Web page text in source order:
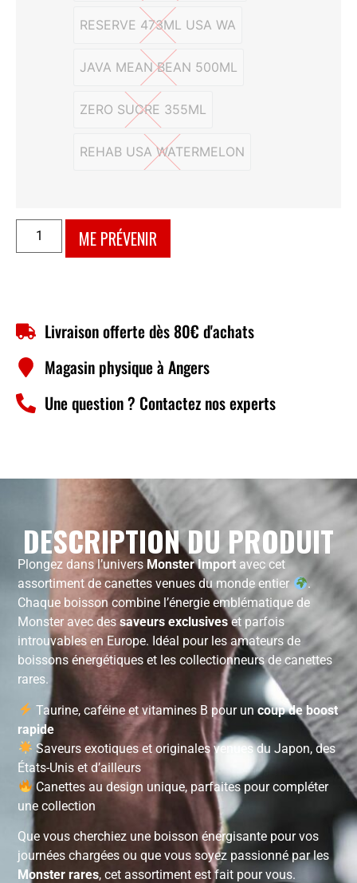
RESERVE 473ML USA WA
RESERVE 473ML USA WA
JAVA MEAN BEAN 500ML
JAVA MEAN BEAN 500ML
ZERO SUCRE 355ML
ZERO SUCRE 355ML
REHAB USA WATERMELON
REHAB USA WATERMELON
ME PRÉVENIR
Livraison offerte dès 80€ d'achats
Magasin physique à Angers
Une question ? Contactez nos experts
DESCRIPTION DU PRODUIT
Plongez dans l’univers Monster Import avec cet
assortiment de canettes venues du monde entier
.
Chaque boisson combine l’énergie emblématique de
Monster avec dessaveurs exclusiveset parfois
introuvables en Europe. Idéal pour les amateurs de
boissons énergétiques et les collectionneurs de canettes
rares.
Taurine, caféine et vitamines B pour uncoup de boost
rapide
Saveurs exotiques et originales venues du Japon, des
États-Unis et d’ailleurs
Canettes au design unique, parfaites pour compléter
une collection
Que vous cherchiez une boisson énergisante pour vos
journées chargées ou que vous soyez passionné par les
Monster rares, cet assortiment est fait pour vous.